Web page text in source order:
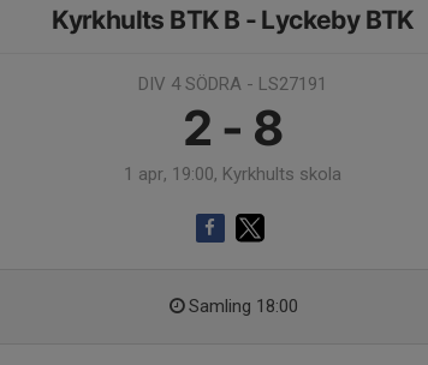
Kyrkhults BTK B - Lyckeby BTK
DIV 4 SÖDRA - LS27191
2 - 8
1 apr, 19:00, Kyrkhults skola
Samling 18:00